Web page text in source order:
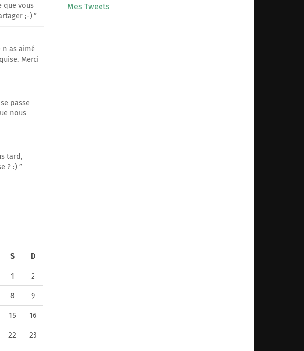
que vous
;-) ”
n as aimé
Merci
passe
nous
tard,
? :) ”
S D
1 2
8 9
15 16
22 23
Mes Tweets